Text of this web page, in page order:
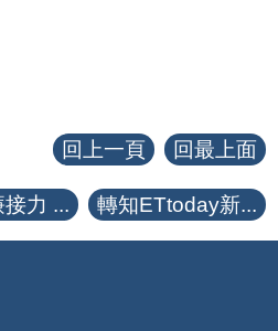
回上一頁 回最上面
力 ... 轉知ETtoday新...